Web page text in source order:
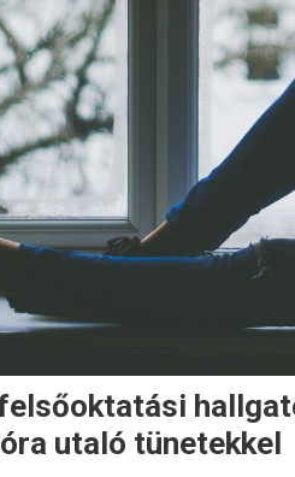
utaló tünetekkel